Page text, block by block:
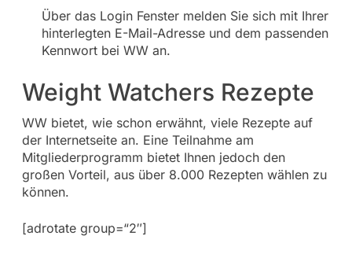
Über das Login Fenster melden Sie sich mit Ihrer
hinterlegten E-Mail-Adresse und dem passenden
Kennwort bei WW an.
Weight Watchers Rezepte
WW bietet, wie schon erwähnt, viele Rezepte auf
der Internetseite an. Eine Teilnahme am
Mitgliederprogramm bietet Ihnen jedoch den
großen Vorteil, aus über 8.000 Rezepten wählen zu
können.
[adrotate group=“2″]